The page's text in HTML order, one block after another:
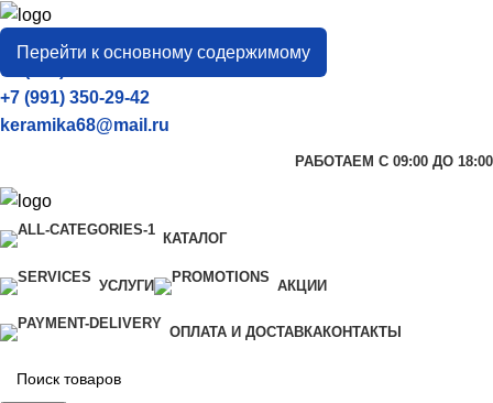
Перейти к основному содержимому
город
Тамбов
+7 (906) 657-33-54
+7 (991) 350-29-42
keramika68@mail.ru
РАБОТАЕМ С 09:00 ДО 18:00
КАТАЛОГ
УСЛУГИ АКЦИИ
ОПЛАТА И ДОСТАВКАКОНТАКТЫ